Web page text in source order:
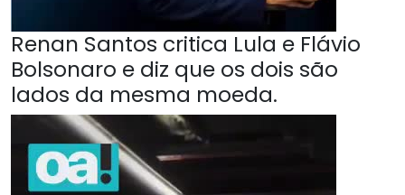
Renan Santos critica Lula e Flávio
Bolsonaro e diz que os dois são
lados da mesma moeda.